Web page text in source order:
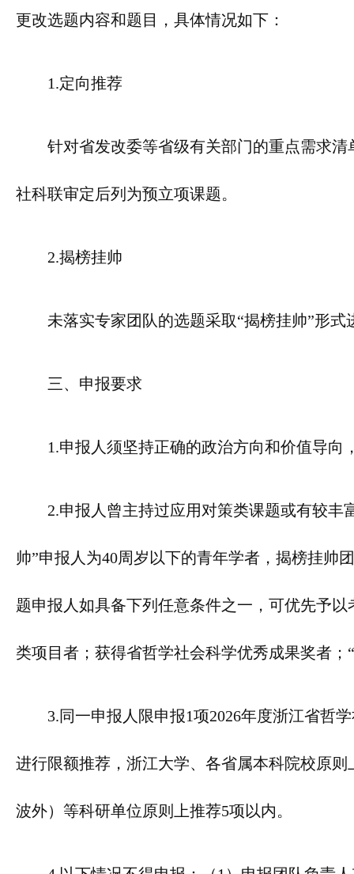
更改选题内容和题目，具体情况如下：
1.定向推荐
针对省发改委等省级有关部门的重点需求
社科联审定后列为预立项课题。
2.揭榜挂帅
未落实专家团队的选题采取“揭榜挂帅”形
三、申报要求
1.申报人须坚持正确的政治方向和价值导
2.申报人曾主持过应用对策类课题或有较
帅”申报人为40周岁以下的青年学者，揭榜挂帅
题申报人如具备下列任意条件之一，可优先予
类项目者；获得省哲学社会科学优秀成果奖者
3.同一申报人限申报1项2026年度浙江省哲
进行限额推荐，浙江大学、各省属本科院校原
波外）等科研单位原则上推荐5项以内。